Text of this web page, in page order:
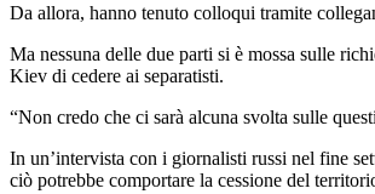
Da allora, hanno tenuto colloqui tramite
Ma nessuna delle due parti si è mossa sulle
Kiev di cedere ai separatisti.
“Non credo che ci sarà alcuna svolta sulle
In un’intervista con i giornalisti russi nel fine
ciò potrebbe comportare la cessione del